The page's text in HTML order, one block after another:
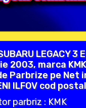
LEGACY 3
2003, marca
Parbrize pe Net
ILFOV cod
parbriz : KMK